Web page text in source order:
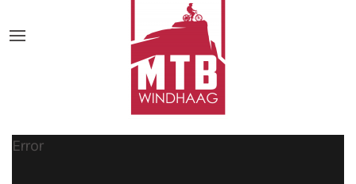
Error